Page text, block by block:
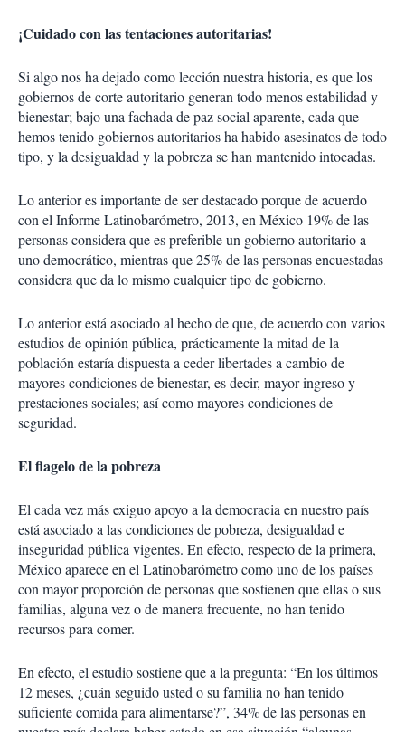
¡Cuidado con las tentaciones autoritarias!
Si algo nos ha dejado como lección nuestra historia, es que los
gobiernos de corte autoritario generan todo menos estabilidad y
bienestar; bajo una fachada de paz social aparente, cada que
hemos tenido gobiernos autoritarios ha habido asesinatos de todo
tipo, y la desigualdad y la pobreza se han mantenido intocadas.
Lo anterior es importante de ser destacado porque de acuerdo
con el Informe Latinobarómetro, 2013, en México 19% de las
personas considera que es preferible un gobierno autoritario a
uno democrático, mientras que 25% de las personas encuestadas
considera que da lo mismo cualquier tipo de gobierno.
Lo anterior está asociado al hecho de que, de acuerdo con varios
estudios de opinión pública, prácticamente la mitad de la
población estaría dispuesta a ceder libertades a cambio de
mayores condiciones de bienestar, es decir, mayor ingreso y
prestaciones sociales; así como mayores condiciones de
seguridad.
El flagelo de la pobreza
El cada vez más exiguo apoyo a la democracia en nuestro país
está asociado a las condiciones de pobreza, desigualdad e
inseguridad pública vigentes. En efecto, respecto de la primera,
México aparece en el Latinobarómetro como uno de los países
con mayor proporción de personas que sostienen que ellas o sus
familias, alguna vez o de manera frecuente, no han tenido
recursos para comer.
En efecto, el estudio sostiene que a la pregunta: “En los últimos
12 meses, ¿cuán seguido usted o su familia no han tenido
suficiente comida para alimentarse?”, 34% de las personas en